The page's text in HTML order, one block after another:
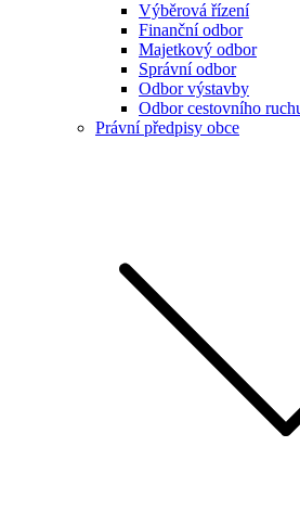
Výběrová řízení
Finanční odbor
Majetkový odbor
Správní odbor
Odbor výstavby
Odbor cestovního
Právní předpisy obce